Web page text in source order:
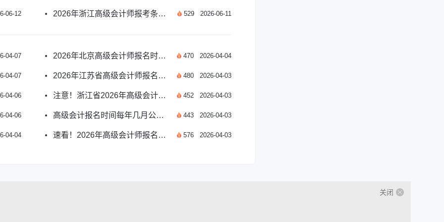
06-12 2026年浙江高级会计师报考条件和时间是什么？ 529 2026-06-11
04-07
04-07
04-06
04-06
04-04
2026年北京高级会计师报名时间确定了吗？官方公告详解 470 2026-04-04
2026年江苏省高级会计师报名时间公布：1月6日启动报名 480 2026-04-03
注意！浙江省2026年高级会计资格考试报名常见问题全解析 452 2026-04-03
高级会计报名时间每年几月公布？ 443 2026-04-03
速看！2026年高级会计师报名时间及流程全指南 576 2026-04-03
关闭